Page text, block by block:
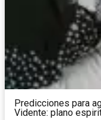
Predicciones para
Vidente: plano